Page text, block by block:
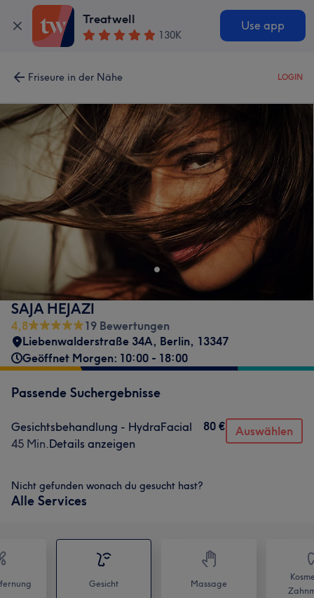
Treatwell
130K
Use app
Friseure in der Nähe LOGIN
SAJA HEJAZI
4,8
19 Bewertungen
Liebenwalderstraße 34A, Berlin, 13347
Geöffnet Morgen: 10:00 - 18:00
Passende Suchergebnisse
Gesichtsbehandlung - HydraFacial
45 Min.Details anzeigen
80 € Auswählen
Nicht gefunden wonach du gesucht hast?
Alle Services
Gesicht Massage